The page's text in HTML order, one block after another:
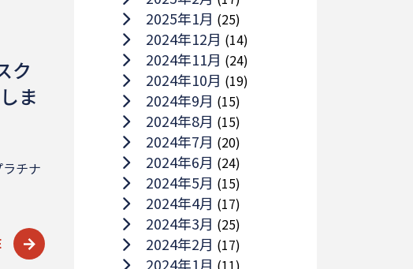
ク
ま
チナ
2025年1月 (25)
2024年12月 (14)
2024年11月 (24)
2024年10月 (19)
2024年9月 (15)
2024年8月 (15)
2024年7月 (20)
2024年6月 (24)
2024年5月 (15)
2024年4月 (17)
2024年3月 (25)
2024年2月 (17)
2024年1月 (11)